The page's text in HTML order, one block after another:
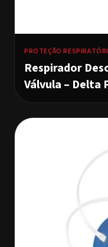
PROTEÇÃO
Respirador
Válvula – Delta